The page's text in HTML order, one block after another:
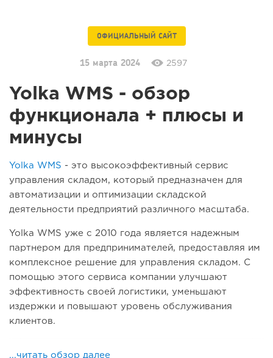
ОФИЦИАЛЬНЫЙ САЙТ
15 марта 2024 2597
Yolka WMS - обзор
функционала + плюсы и
минусы
Yolka WMS - это высокоэффективный сервис
управления складом, который предназначен для
автоматизации и оптимизации складской
деятельности предприятий различного масштаба.
Yolka WMS уже с 2010 года является надежным
партнером для предпринимателей, предоставляя им
комплексное решение для управления складом. С
помощью этого сервиса компании улучшают
эффективность своей логистики, уменьшают
издержки и повышают уровень обслуживания
клиентов.
...читать обзор далее